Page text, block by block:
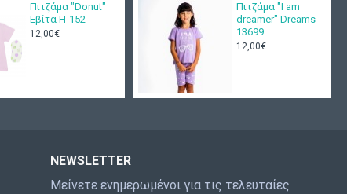
Πιτζάμα "Donut"
Εβίτα Η-152
12,00€
Πιτζάμα "I am
dreamer" Dreams
13699
12,00€
NEWSLETTER
Μείνετε ενημερωμένοι για τις τελευταίες